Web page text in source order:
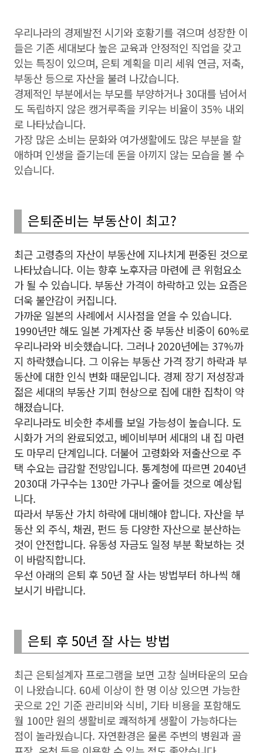
우리나라의 경제발전 시기와 호황기를 겪으며 성장한 이
들은 기존 세대보다 높은 교육과 안정적인 직업을 갖고
있는 특징이 있으며, 은퇴 계획을 미리 세워 연금, 저축,
부동산 등으로 자산을 불려 나갔습니다.
경제적인 부분에서는 부모를 부양하거나 30대를 넘어서
도 독립하지 않은 캥거루족을 키우는 비율이 35% 내외
로 나타났습니다.
가장 많은 소비는 문화와 여가생활에도 많은 부분을 할
애하며 인생을 즐기는데 돈을 아끼지 않는 모습을 볼 수
있습니다.
은퇴준비는 부동산이 최고?
최근 고령층의 자산이 부동산에 지나치게 편중된 것으로
나타났습니다. 이는 향후 노후자금 마련에 큰 위험요소
가 될 수 있습니다. 부동산 가격이 하락하고 있는 요즘은
더욱 불안감이 커집니다.
가까운 일본의 사례에서 시사점을 얻을 수 있습니다.
1990년만 해도 일본 가계자산 중 부동산 비중이 60%로
우리나라와 비슷했습니다. 그러나 2020년에는 37%까
지 하락했습니다. 그 이유는 부동산 가격 장기 하락과 부
동산에 대한 인식 변화 때문입니다. 경제 장기 저성장과
젊은 세대의 부동산 기피 현상으로 집에 대한 집착이 약
해졌습니다.
우리나라도 비슷한 추세를 보일 가능성이 높습니다. 도
시화가 거의 완료되었고, 베이비부머 세대의 내 집 마련
도 마무리 단계입니다. 더불어 고령화와 저출산으로 주
택 수요는 급감할 전망입니다. 통계청에 따르면 2040년
2030대 가구수는 130만 가구나 줄어들 것으로 예상됩
니다.
따라서 부동산 가치 하락에 대비해야 합니다. 자산을 부
동산 외 주식, 채권, 펀드 등 다양한 자산으로 분산하는
것이 안전합니다. 유동성 자금도 일정 부분 확보하는 것
이 바람직합니다.
우선 아래의 은퇴 후 50년 잘 사는 방법부터 하나씩 해
보시기 바랍니다.
은퇴 후 50년 잘 사는 방법
최근 은퇴설계자 프로그램을 보면 고창 실버타운의 모습
이 나왔습니다. 60세 이상이 한 명 이상 있으면 가능한
곳으로 2인 기준 관리비와 식비, 기타 비용을 포함해도
월 100만 원의 생활비로 쾌적하게 생활이 가능하다는
점이 놀라웠습니다. 자연환경은 물론 주변의 병원과 골